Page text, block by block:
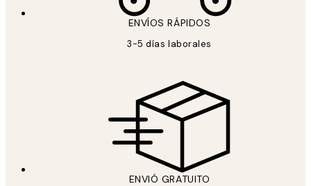
ENVÍOS RÁPIDOS
3-5 días laborales
ENVIÓ GRATUITO